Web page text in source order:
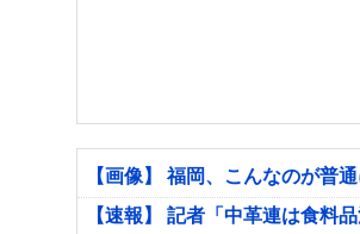
【画像】 福岡、こんなのが普
【速報】 記者「中革連は食料